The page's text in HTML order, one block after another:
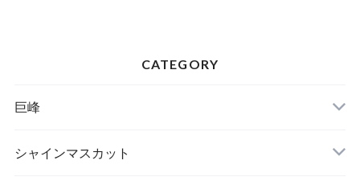
CATEGORY
巨峰
シャインマスカット